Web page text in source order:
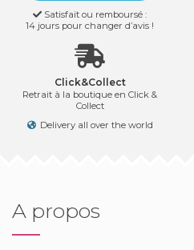
Satisfait ou remboursé :
14 jours pour changer d’avis !
Click&Collect
Retrait à la boutique en Click &
Collect
Delivery all over the world
A propos